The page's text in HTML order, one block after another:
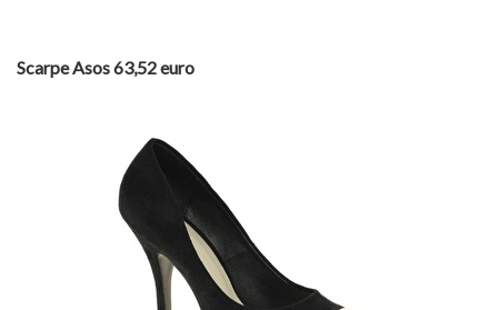
Scarpe Asos 63,52 euro